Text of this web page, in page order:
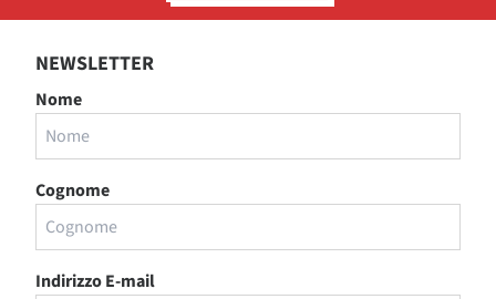
NEWSLETTER
Nome
Cognome
Indirizzo E-mail